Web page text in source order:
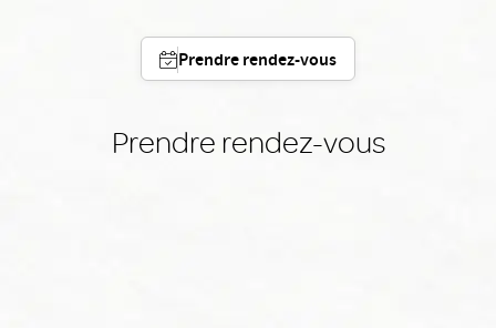
Prendre rendez-vous
Prendre rendez-vous